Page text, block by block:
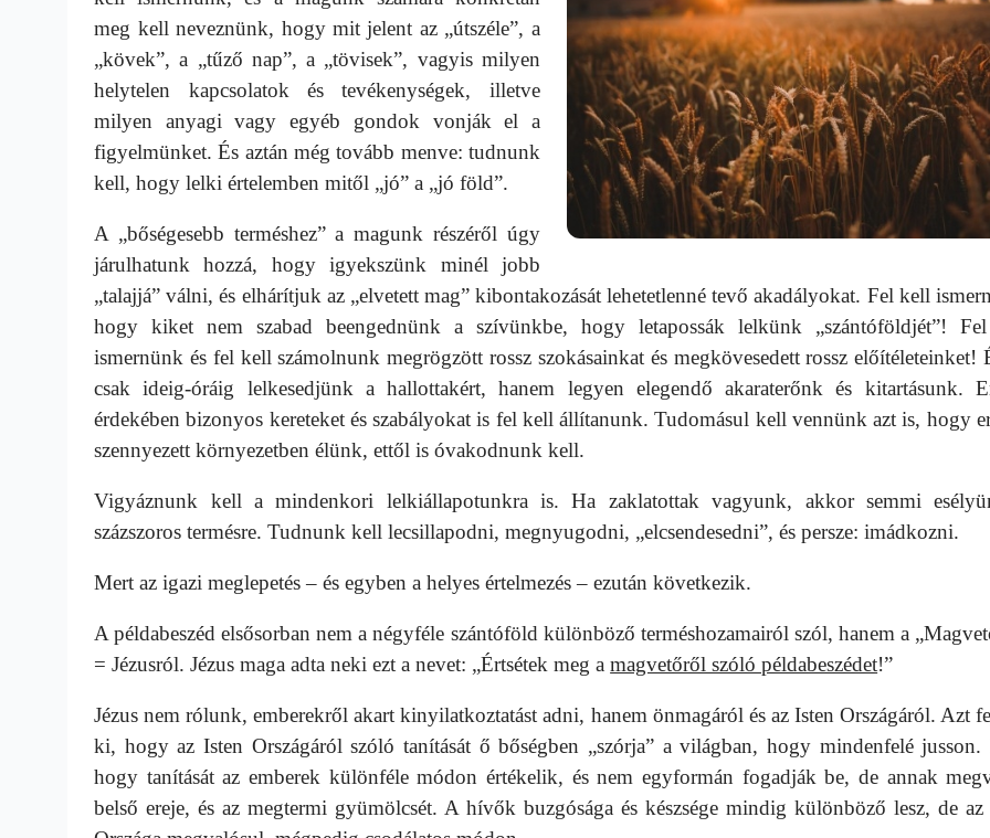
meg kell neveznünk, hogy mit jelent az „útszéle”, a
„kövek”, a „tűző nap”, a „tövisek”, vagyis milyen
helytelen kapcsolatok és tevékenységek, illetve
milyen anyagi vagy egyéb gondok vonják el a
figyelmünket. És aztán még tovább menve: tudnunk
kell, hogy lelki értelemben mitől „jó” a „jó föld”.
A „bőségesebb terméshez” a magunk részéről úgy
járulhatunk hozzá, hogy igyekszünk minél jobb
„talajjá” válni, és elhárítjuk az „elvetett mag” kibontakozását lehetetlenné tevő akadályokat. Fel kell
hogy kiket nem szabad beengednünk a szívünkbe, hogy letapossák lelkünk „szántóföldjét”!
ismernünk és fel kell számolnunk megrögzött rossz szokásainkat és megkövesedett rossz előítéleteinket!
csak ideig-óráig lelkesedjünk a hallottakért, hanem legyen elegendő akaraterőnk és kitartásunk.
érdekében bizonyos kereteket és szabályokat is fel kell állítanunk. Tudomásul kell vennünk azt is, hogy
szennyezett környezetben élünk, ettől is óvakodnunk kell.
Vigyáznunk kell a mindenkori lelkiállapotunkra is. Ha zaklatottak vagyunk, akkor semmi
százszoros termésre. Tudnunk kell lecsillapodni, megnyugodni, „elcsendesedni”, és persze: imádkozni.
Mert az igazi meglepetés – és egyben a helyes értelmezés – ezután következik.
A példabeszéd elsősorban nem a négyféle szántóföld különböző terméshozamairól szól, hanem a
= Jézusról. Jézus maga adta neki ezt a nevet: „Értsétek meg amagvetőről szóló példabeszédet!”
Jézus nem rólunk, emberekről akart kinyilatkoztatást adni, hanem önmagáról és az Isten Országáról. Azt
ki, hogy az Isten Országáról szóló tanítását ő bőségben „szórja” a világban, hogy mindenfelé jusson.
hogy tanítását az emberek különféle módon értékelik, és nem egyformán fogadják be, de annak
belső ereje, és az megtermi gyümölcsét. A hívők buzgósága és készsége mindig különböző lesz, de az